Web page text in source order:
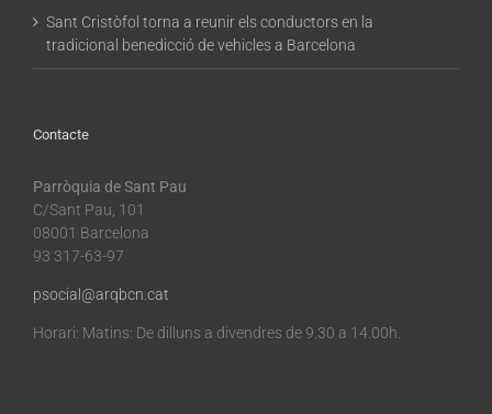
Sant Cristòfol torna a reunir els conductors en la
tradicional benedicció de vehicles a Barcelona
Contacte
Parròquia de Sant Pau
C/Sant Pau, 101
08001 Barcelona
93 317-63-97
psocial@arqbcn.cat
Horari: Matins: De dilluns a divendres de 9.30 a 14.00h.